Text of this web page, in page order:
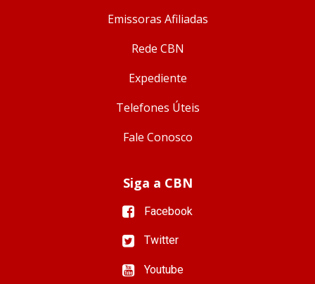
Emissoras Afiliadas
Rede CBN
Expediente
Telefones Úteis
Fale Conosco
Siga a CBN
Facebook
Twitter
Youtube